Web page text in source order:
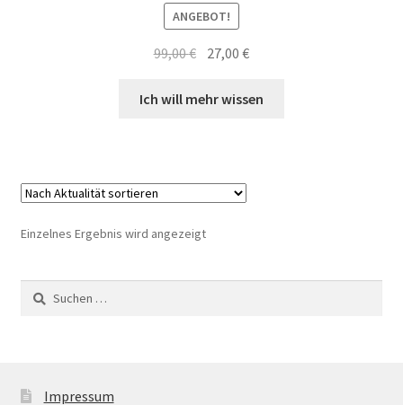
ANGEBOT!
99,00€ Ursprünglicher
war:
27,00€Aktueller
ist:
Ich will mehr wissen
Einzelnes Ergebnis wird angezeigt
Suchen
nach:
Impressum